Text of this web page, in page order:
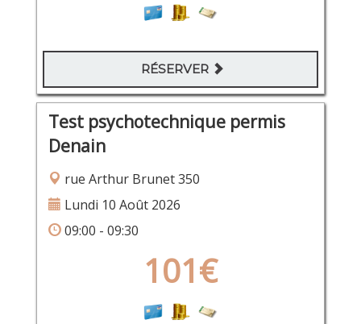
RÉSERVER
Test psychotechnique permis
Denain
rue Arthur Brunet 350
Lundi 10 Août 2026
09:00 - 09:30
101€